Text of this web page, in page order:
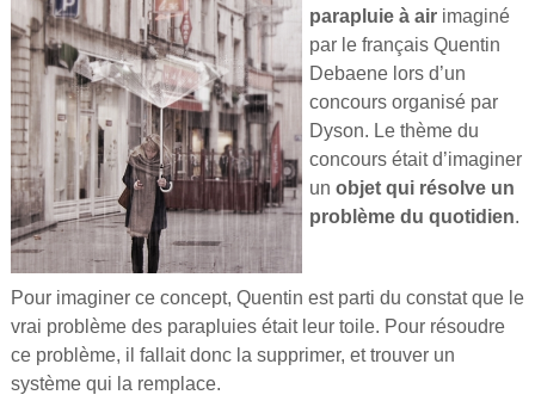
parapluie à airimaginé
par le français Quentin
Debaene lors d’un
concours organisé par
Dyson. Le thème du
concours était d’imaginer
un objet qui résolve un
problème du quotidien.
Pour imaginer ce concept, Quentin est parti du constat que le
vrai problème des parapluies était leur toile. Pour résoudre
ce problème, il fallait donc la supprimer, et trouver un
système qui la remplace.